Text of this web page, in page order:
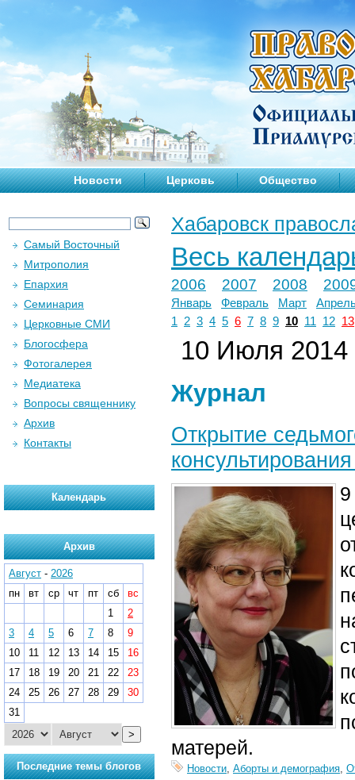
Новости Церковь Общество
Хабаровск
Весь
2006 2007 2008
Январь Февраль Март
1
2 3 4 5 6 7 8 9 10 11 12 13
10 Июля 2014
Журнал
Открытие
матерей.
Новости, Аборты и демография,
Самый Восточный
Митрополия
Епархия
Семинария
Церковные СМИ
Блогосфера
Фотогалерея
Медиатека
Вопросы священнику
Архив
Контакты
Календарь
Архив
Август - 2026
пн
вт ср чт пт сб
вс
1
2
3
4 5 6 7 8
9
10
11 12 13 14 15
16
17
18 19 20 21 22
23
24
25 26 27 28 29
30
31
>
Последние темы блогов